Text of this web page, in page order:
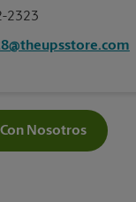
2323
Nosotros